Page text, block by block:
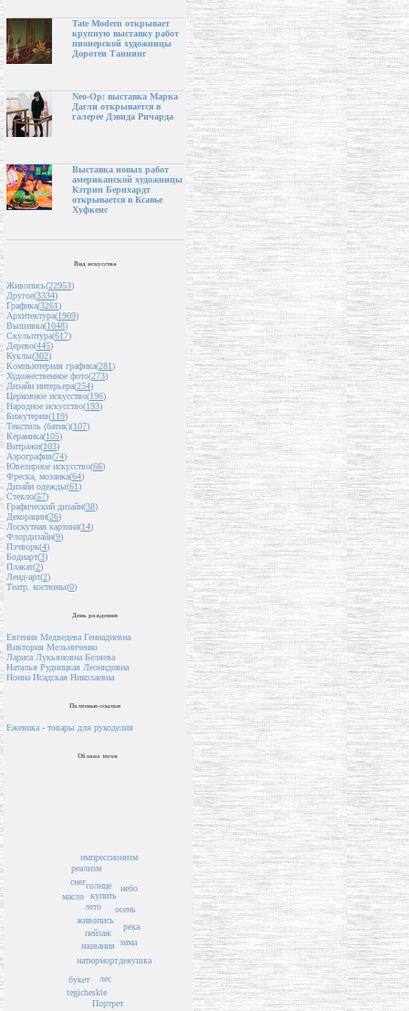
Tate Modern открывает
крупную выставку работ
пионерской художницы
Доротеи Таннинг
Neo-Op: выставка Марка
Дагли открывается в
галерее Дэвида Ричарда
Выставка новых работ
американской художницы
Кэтрин Бернхардт
открывается в Ксавье
Хуфкенс
Вид искусства
Живопись(22953)
Другое(3334)
Графика(3261)
Архитектура(1969)
Вышивка(1048)
Скульптура(617)
Дерево(445)
Куклы(302)
Компьютерная графика(281)
Художественное фото(273)
Дизайн интерьера(254)
Церковное искусство(196)
Народное искусство(193)
Бижутерия(119)
Текстиль (батик)(107)
Керамика(105)
Витражи(103)
Аэрография(74)
Ювелирное искусство(66)
Фреска, мозаика(64)
Дизайн одежды(61)
Стекло(57)
Графический дизайн(38)
Декорации(26)
Лоскутная картина(14)
Флордизайн(9)
Пэчворк(4)
Бодиарт(3)
Плакат(2)
Ленд-арт(2)
Театр. костюмы(0)
День рождения
Евгения Медведева Геннадиевна
Виктория Мельниченко
Лариса Лукьяновна Беляева
Наталья Рудницкая Леонидовна
Нонна Исадская Николаевна
Полезные ссылки
Ежевика - товары для рукоделия
Облако тегов
пейзаж
названия
живопись
лето
натюрморт
купить
солнце
лес
зима
осень
букет
масло
река
снег
tegicheskie
реализм
небо
импрессионизм
Портрет
девушка